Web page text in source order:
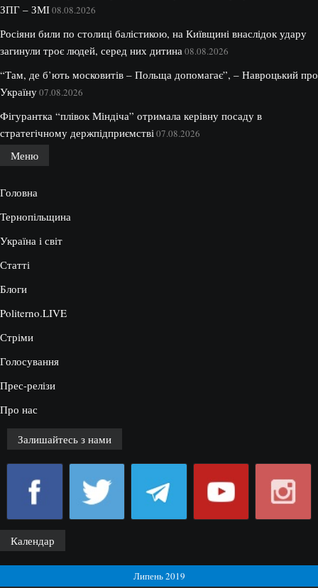
ЗПГ – ЗМІ08.08.2026
Росіяни били по столиці балістикою, на Київщині внаслідок удару
загинули троє людей, серед них дитина 08.08.2026
“Там, де б’ють московитів – Польща допомагає”, – Навроцький про
Україну07.08.2026
Фігурантка “плівок Міндіча” отримала керівну посаду в
стратегічному держпідприємстві 07.08.2026
Меню
Головна
Тернопільщина
Україна і світ
Статті
Блоги
Politerno.LIVE
Стріми
Голосування
Прес-релізи
Про нас
Залишайтесь з нами
Календар
Липень 2019